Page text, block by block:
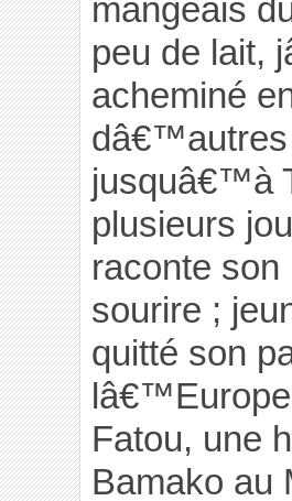
mangeais
peu de lait,
acheminé
dâ€™autres
jusquâ€™à
plusieurs
raconte
sourire ;
quitté son
Fatou, une
Bamako au